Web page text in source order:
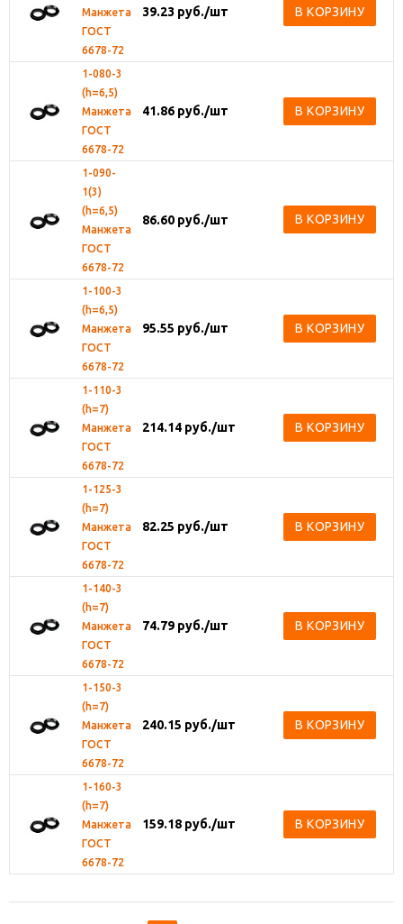
Манжета
ГОСТ
6678-72
39.23 руб./шт В КОРЗИНУ
1-080-3
(h=6,5)
Манжета
ГОСТ
6678-72
41.86 руб./шт В КОРЗИНУ
1-090-
1(3)
(h=6,5)
Манжета
ГОСТ
6678-72
86.60 руб./шт В КОРЗИНУ
1-100-3
(h=6,5)
Манжета
ГОСТ
6678-72
95.55 руб./шт В КОРЗИНУ
1-110-3
(h=7)
Манжета
ГОСТ
6678-72
214.14 руб./шт В КОРЗИНУ
1-125-3
(h=7)
Манжета
ГОСТ
6678-72
82.25 руб./шт В КОРЗИНУ
1-140-3
(h=7)
Манжета
ГОСТ
6678-72
74.79 руб./шт В КОРЗИНУ
1-150-3
(h=7)
Манжета
ГОСТ
6678-72
240.15 руб./шт В КОРЗИНУ
1-160-3
(h=7)
Манжета
ГОСТ
6678-72
159.18 руб./шт В КОРЗИНУ